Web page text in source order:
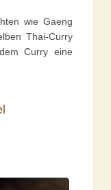
wie Gaeng
Thai-Curry
Curry eine